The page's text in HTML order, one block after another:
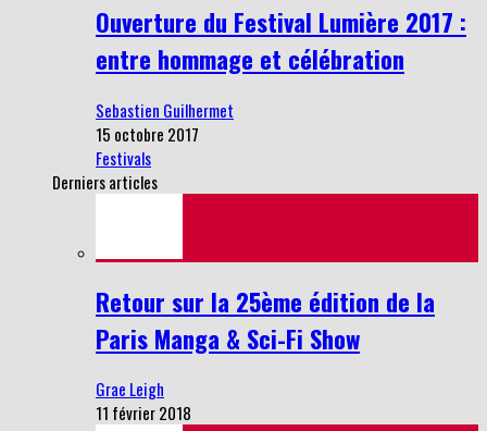
Ouverture du Festival Lumière 2017 :
entre hommage et célébration
Sebastien Guilhermet
15 octobre 2017
Festivals
Derniers articles
Retour sur la 25ème édition de la
Paris Manga & Sci-Fi Show
Grae Leigh
11 février 2018